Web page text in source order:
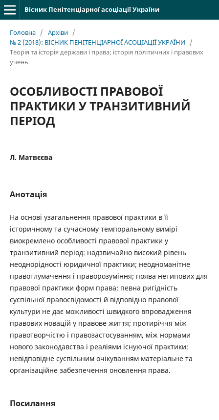
Вісник Пенітенціарної асоціації України
Головна / Архіви /
№ 2 (2018): ВІСНИК ПЕНІТЕНЦІАРНОЇ АСОЦІАЦІЇ УКРАЇНИ
/
Теорія та історія держави і права; історія політичних і правових
учень
ОСОБЛИВОСТІ ПРАВОВОЇ
ПРАКТИКИ У ТРАНЗИТИВНИЙ
ПЕРІОД
Л. Матвєєва
Анотація
На основі узагальнення правової практики в її
історичному та сучасному темпоральному вимірі
виокремлено особливості правової практики у
транзитивний період: надзвичайно високий рівень
неоднорідності юридичної практики; неодноманітне
правотлумачення і праворозуміння; поява нетипових для
правової практики форм права; певна ригідність
суспільної правосвідомості й відповідно правової
культури не дає можливості швидкого впровадження
правових новацій у правове життя; протиріччя між
правотворчістю і правозастосуванням, між нормами
нового законодавства і реаліями існуючої практики;
невідповідне суспільним очікуванням матеріальне та
організаційне забезпечення оновлення права.
Посилання